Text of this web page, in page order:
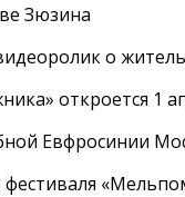
Зюзина
о
откроется 1
Евфросинии
фестиваля